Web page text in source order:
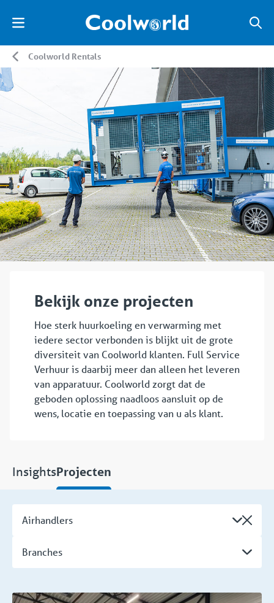
Coolworld Rentals
Bekijk onze projecten
Hoe sterk huurkoeling en verwarming met
iedere sector verbonden is blijkt uit de grote
diversiteit van Coolworld klanten. Full Service
Verhuur is daarbij meer dan alleen het leveren
van apparatuur. Coolworld zorgt dat de
geboden oplossing naadloos aansluit op de
wens, locatie en toepassing van u als klant.
InsightsProjecten
Airhandlers
Branches